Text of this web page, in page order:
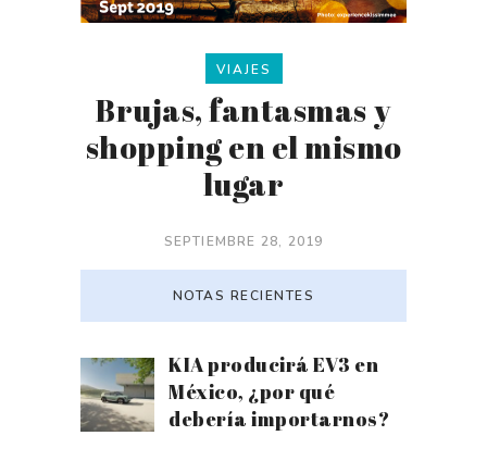
VIAJES
Brujas, fantasmas y
shopping en el mismo
lugar
SEPTIEMBRE 28, 2019
NOTAS RECIENTES
KIA producirá EV3 en
México, ¿por qué
debería importarnos?